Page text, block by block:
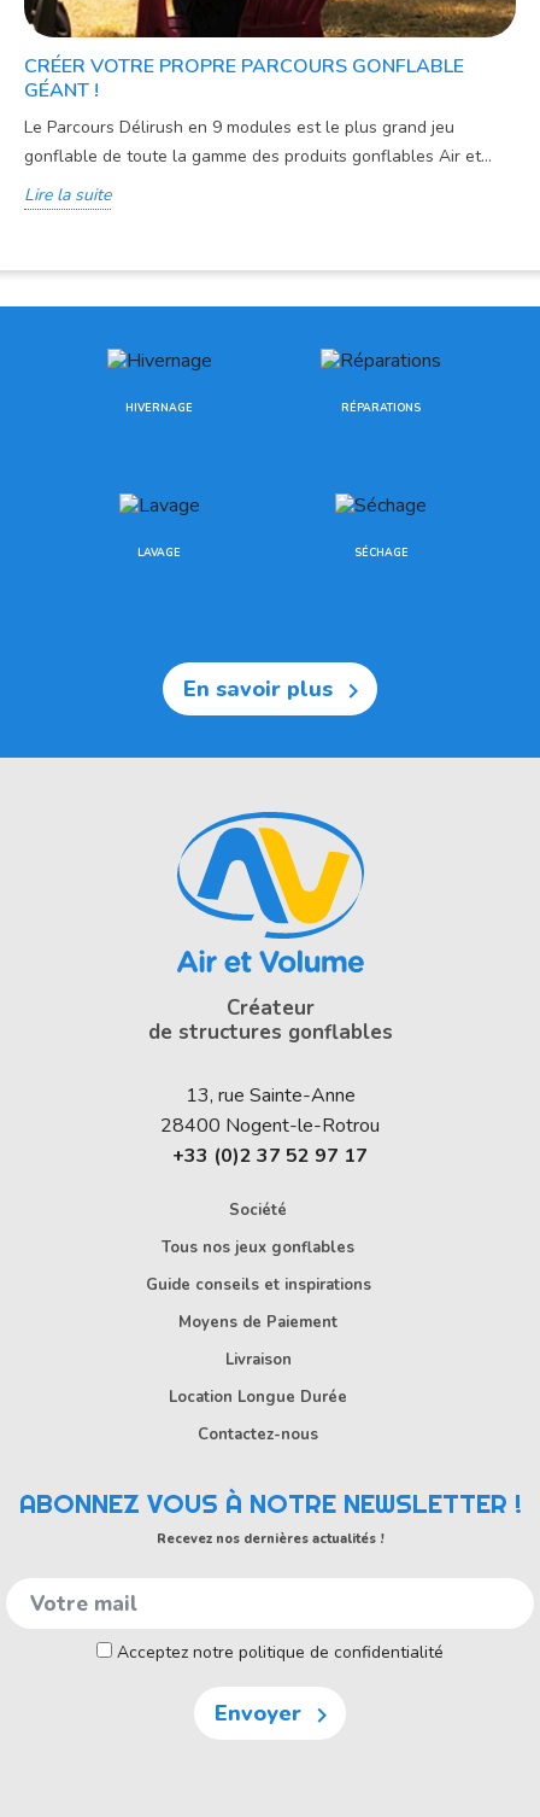
CRÉER VOTRE PROPRE PARCOURS GONFLABLE
GÉANT !
Le Parcours Délirush en 9 modules est le plus grand jeu
gonflable de toute la gamme des produits gonflables Air et...
Lire la suite
HIVERNAGE RÉPARATIONS
LAVAGE SÉCHAGE
En savoir plus 
Créateur
de structures gonflables
13, rue Sainte-Anne
28400 Nogent-le-Rotrou
+33 (0)2 37 52 97 17
Société
Tous nos jeux gonflables
Guide conseils et inspirations
Moyens de Paiement
Livraison
Location Longue Durée
Contactez-nous
ABONNEZ VOUS À NOTRE NEWSLETTER !
Recevez nos dernières actualités !
Acceptez notre politique de confidentialité
Envoyer 